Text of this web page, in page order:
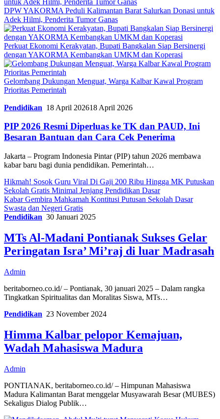
DPW YAKORMA Peduli Kalimantan Barat Salurkan Donasi untuk
Adek Hilmi, Penderita Tumor Ganas
Perkuat Ekonomi Kerakyatan, Bupati Bangkalan Siap Bersinergi
dengan YAKORMA Kembangkan UMKM dan Koperasi
Gelombang Dukungan Menguat, Warga Kalbar Kawal Program
Prioritas Pemerintah
Pendidikan 18 April 202618 April 2026
PIP 2026 Resmi Diperluas ke TK dan PAUD, Ini
Besaran Bantuan dan Cara Cek Penerima
Jakarta – Program Indonesia Pintar (PIP) tahun 2026 membawa
kabar baru bagi dunia pendidikan. Pemerintah…
Hikmah! Sosok Guru Viral Di Gaji 200 Ribu Hingga MK Putuskan
Sekolah Gratis Minimal Jenjang Pendidikan Dasar
Kabar Gembira Mahkamah Kontitusi Putusan Sekolah Dasar
Swasta dan Negeri Gratis
Pendidikan 30 Januari 2025
MTs Al-Madani Pontianak Sukses Gelar
Peringatan Isra’ Mi’raj di luar Madrasah
Admin
beritaborneo.co.id/ – Pontianak, 30 januari 2025 – Dalam rangka
Tingkatkan Spiritualitas dan Moralitas Siswa, MTs…
Pendidikan 23 November 2024
Himma Kalbar pelopor Kemajuan,
Wadah Mahasiswa Madura
Admin
PONTIANAK, beritaborneo.co.id/ – Himpunan Mahasiswa
Madura Kalimantan Barat menggelar Musyawarah Besar (MUBES)
Sekaligus Dialog Publik…